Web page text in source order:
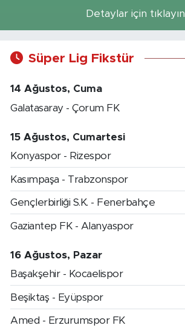
Detaylar için tıklayın
Süper Lig Fikstür
14 Ağustos, Cuma
Galatasaray - Çorum FK
15 Ağustos, Cumartesi
Konyaspor - Rizespor
Kasımpaşa - Trabzonspor
Gençlerbirliği S.K. - Fenerbahçe
Gaziantep FK - Alanyaspor
16 Ağustos, Pazar
Başakşehir - Kocaelispor
Beşiktaş - Eyüpspor
Amed - Erzurumspor FK